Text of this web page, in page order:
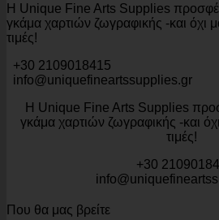
Η Unique Fine Arts Supplies
γκάμα χαρτιών ζωγραφικής -και όχι
τιμές!
+30 2109018415
info@uniquefineartssupplies.gr
Η Unique Fine Arts Supplies
γκάμα χαρτιών ζωγραφικής -και
τιμές!
+30
Που θα μας βρείτε